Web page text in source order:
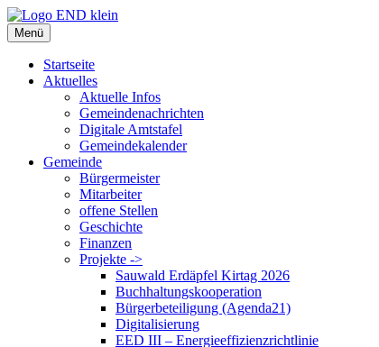
Zum
Inhalt
springen
Menü
Startseite
Aktuelles
Aktuelle Infos
Gemeindenachrichten
Digitale Amtstafel
Gemeindekalender
Gemeinde
Bürgermeister
Mitarbeiter
offene Stellen
Geschichte
Finanzen
Projekte ->
Sauwald Erdäpfel Kirtag 2026
Buchhaltungskooperation
Bürgerbeteiligung (Agenda21)
Digitalisierung
EED III – Energieeffizienzrichtlinie